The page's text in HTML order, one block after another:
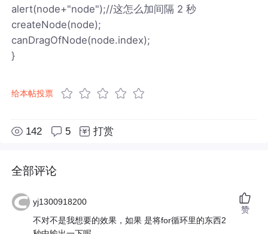
alert(node+"node");//这怎么加间隔 2 秒
createNode(node);
canDragOfNode(node.index);
}
给本帖投票
142 5 打赏
全部评论
yj1300918200
不对不是我想要的效果，如果 是将for循环里的东西2
赞